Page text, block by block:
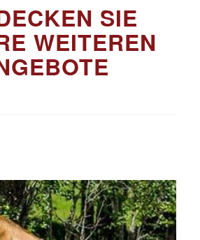
SIE
WEITEREN